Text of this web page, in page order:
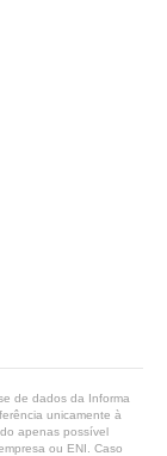
de dados da Informa
unicamente à
apenas possível
ou ENI. Caso